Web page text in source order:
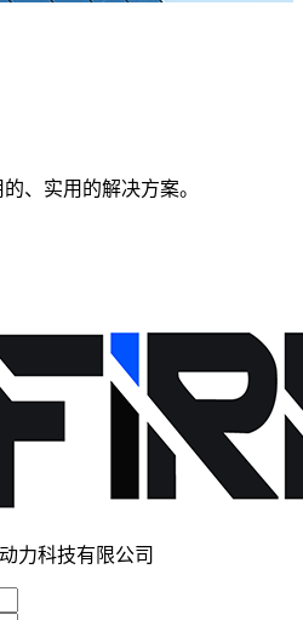
、实用的解决方案。
力科技有限公司